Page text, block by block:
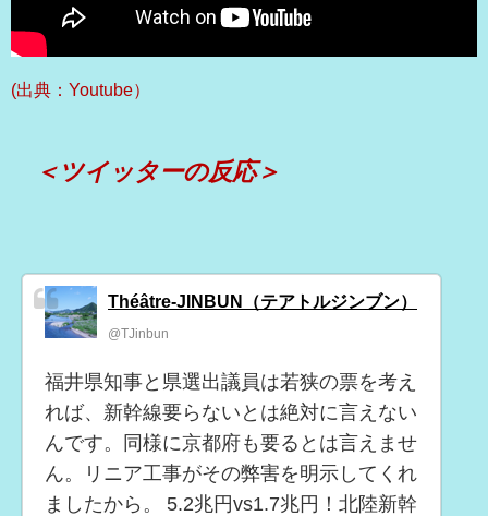
(出典：Youtube）
＜ツイッターの反応＞
Théâtre-JINBUN（テアトルジンブン）
@TJinbun
福井県知事と県選出議員は若狭の票を考え
れば、新幹線要らないとは絶対に言えない
んです。同様に京都府も要るとは言えませ
ん。リニア工事がその弊害を明示してくれ
ましたから。 5.2兆円vs1.7兆円！北陸新幹